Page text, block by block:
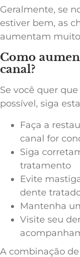
Geralmente, se
estiver bem, as
aumentam
Como
canal?
Se você quer
possível, siga
Faça a
canal for
Siga
tratamento
Evite
dente
Mantenha
Visite seu
A combinação